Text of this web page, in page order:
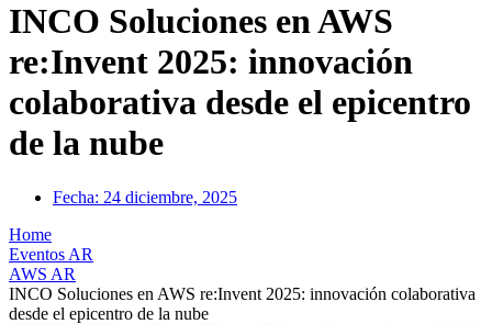
INCO Soluciones en AWS
re:Invent 2025: innovación
colaborativa desde el epicentro
de la nube
Fecha: 24 diciembre, 2025
Home
Eventos AR
AWS AR
INCO Soluciones en AWS re:Invent 2025: innovación colaborativa
desde el epicentro de la nube